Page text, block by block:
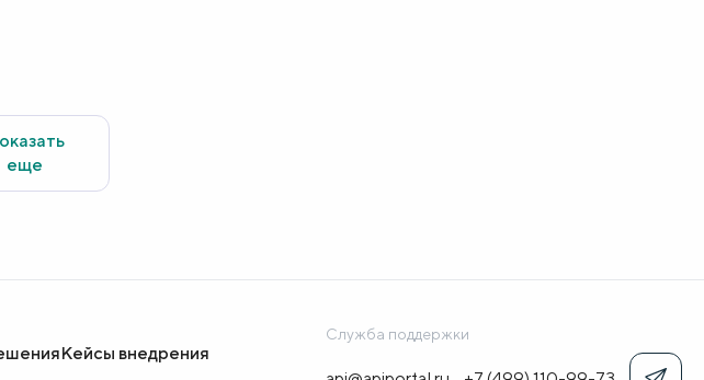
еще
Кейсы внедрения
Служба поддержки